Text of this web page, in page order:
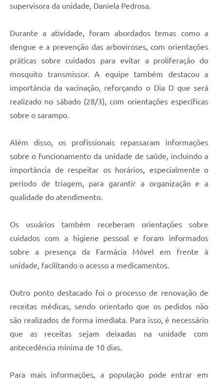
supervisora da unidade, Daniela Pedrosa.
Durante a atividade, foram abordados temas como a
dengue e a prevenção das arboviroses, com orientações
práticas sobre cuidados para evitar a proliferação do
mosquito transmissor. A equipe também destacou a
importância da vacinação, reforçando o Dia D que será
realizado no sábado (28/3), com orientações específicas
sobre o sarampo.
Além disso, os profissionais repassaram informações
sobre o funcionamento da unidade de saúde, incluindo a
importância de respeitar os horários, especialmente o
período de triagem, para garantir a organização e a
qualidade do atendimento.
Os usuários também receberam orientações sobre
cuidados com a higiene pessoal e foram informados
sobre a presença da Farmácia Móvel em frente à
unidade, facilitando o acesso a medicamentos.
Outro ponto destacado foi o processo de renovação de
receitas médicas, sendo orientado que os pedidos não
são realizados de forma imediata. Para isso, é necessário
que as receitas sejam deixadas na unidade com
antecedência mínima de 10 dias.
Para mais informações, a população pode entrar em